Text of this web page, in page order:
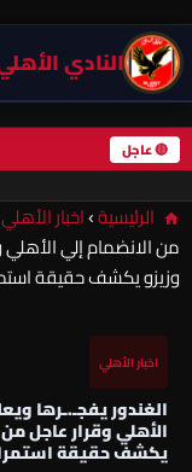
النادي
🔴 عاجل
الرئيسية›اخبار الأهلي
من الانضمام إلي
وزيزو يكشف حقيقة
اخبار الأهلي
الغندور يفجـ.ـرها
الأهلي وقرار عاجل
يكشف حقيقة